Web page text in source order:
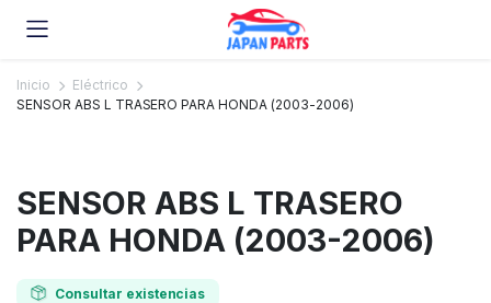
Inicio
Eléctrico
SENSOR ABS L TRASERO PARA HONDA (2003-2006)
SENSOR ABS L TRASERO
PARA HONDA (2003-2006)
Consultar existencias